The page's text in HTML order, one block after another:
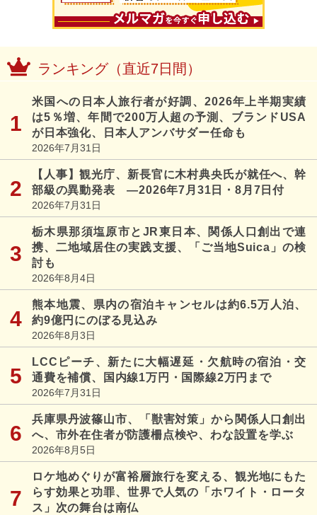
ランキング（直近7日間）
米国への日本人旅行者が好調、2026年上半期実績
は5％増、年間で200万人超の予測、ブランドUSA
が日本強化、日本人アンバサダー任命も
2026年7月31日
【人事】観光庁、新長官に木村典央氏が就任へ、幹
部級の異動発表 ―2026年7月31日・8月7日付
2026年7月31日
栃木県那須塩原市とJR東日本、関係人口創出で連
携、二地域居住の実践支援、「ご当地Suica」の検
討も
2026年8月4日
熊本地震、県内の宿泊キャンセルは約6.5万人泊、
約9億円にのぼる見込み
2026年8月3日
LCCピーチ、新たに大幅遅延・欠航時の宿泊・交
通費を補償、国内線1万円・国際線2万円まで
2026年7月31日
兵庫県丹波篠山市、「獣害対策」から関係人口創出
へ、市外在住者が防護柵点検や、わな設置を学ぶ
2026年8月5日
ロケ地めぐりが富裕層旅行を変える、観光地にもた
らす効果と功罪、世界で人気の「ホワイト・ロータ
ス」次の舞台は南仏